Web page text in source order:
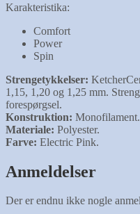
Karakteristika:
Comfort
Power
Spin
Strengetykkelser:
1,15, 1,20 og 1,25 mm.
forespørgsel.
Konstruktion: Monofilament.
Materiale: Polyester.
Farve: Electric Pink.
Anmeldelser
Der er endnu ikke nogle